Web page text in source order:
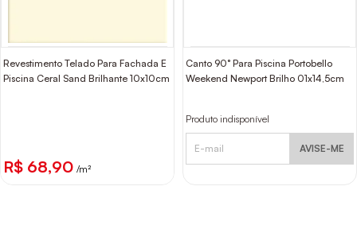
Revestimento Telado Para Fachada E
Piscina Ceral Sand Brilhante 10x10cm
R$ 68,90 /m²
Canto 90° Para Piscina Portobello
Weekend Newport Brilho 01x14,5cm
Produto indisponível
AVISE-ME